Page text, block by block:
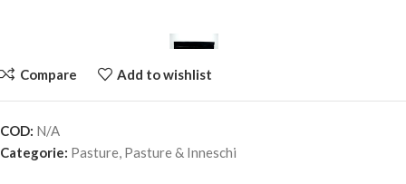
KARMA BAIT METHOD FEEDER – RED KRILL
6,40€ 5 disponibili
Compare Add to wishlist
COD: N/A
Categorie: Pasture, Pasture & Inneschi